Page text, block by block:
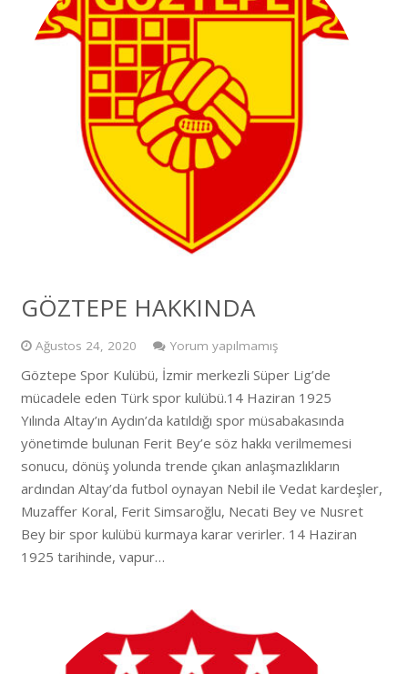
GÖZTEPE HAKKINDA
Ağustos 24, 2020 Yorum yapılmamış
Göztepe Spor Kulübü, İzmir merkezli Süper Lig’de
mücadele eden Türk spor kulübü.14 Haziran 1925
Yılında Altay’ın Aydın’da katıldığı spor müsabakasında
yönetimde bulunan Ferit Bey’e söz hakkı verilmemesi
sonucu, dönüş yolunda trende çıkan anlaşmazlıkların
ardından Altay’da futbol oynayan Nebil ile Vedat kardeşler,
Muzaffer Koral, Ferit Simsaroğlu, Necati Bey ve Nusret
Bey bir spor kulübü kurmaya karar verirler. 14 Haziran
1925 tarihinde, vapur…